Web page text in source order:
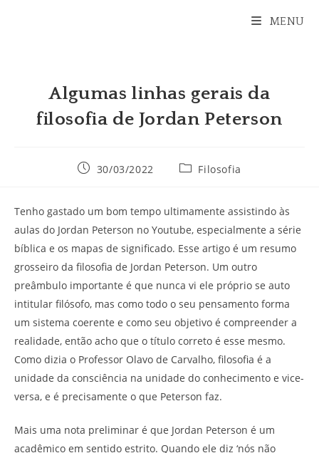
MENU
Algumas linhas gerais da
filosofia de Jordan Peterson
Post30/03/2022
Categoria
Filosofia
Tenho gastado um bom tempo ultimamente assistindo às
aulas do Jordan Peterson no Youtube, especialmente a série
bíblica e os mapas de significado. Esse artigo é um resumo
grosseiro da filosofia de Jordan Peterson. Um outro
preâmbulo importante é que nunca vi ele próprio se auto
intitular filósofo, mas como todo o seu pensamento forma
um sistema coerente e como seu objetivo é compreender a
realidade, então acho que o título correto é esse mesmo.
Como dizia o Professor Olavo de Carvalho, filosofia é a
unidade da consciência na unidade do conhecimento e vice-
versa, e é precisamente o que Peterson faz.
Mais uma nota preliminar é que Jordan Peterson é um
acadêmico em sentido estrito. Quando ele diz ‘nós não